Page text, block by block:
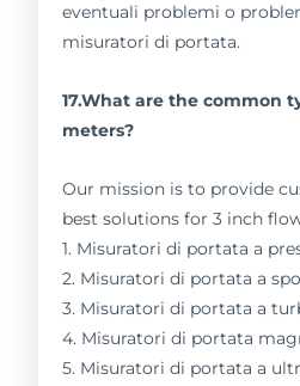
eventuali problemi o
misuratori di portata.
17.What are the common
meters?
Our mission is to provide
best solutions for 3 inch
1. Misuratori di portata a
2. Misuratori di portata a
3. Misuratori di portata a
4. Misuratori di portata
5. Misuratori di portata a